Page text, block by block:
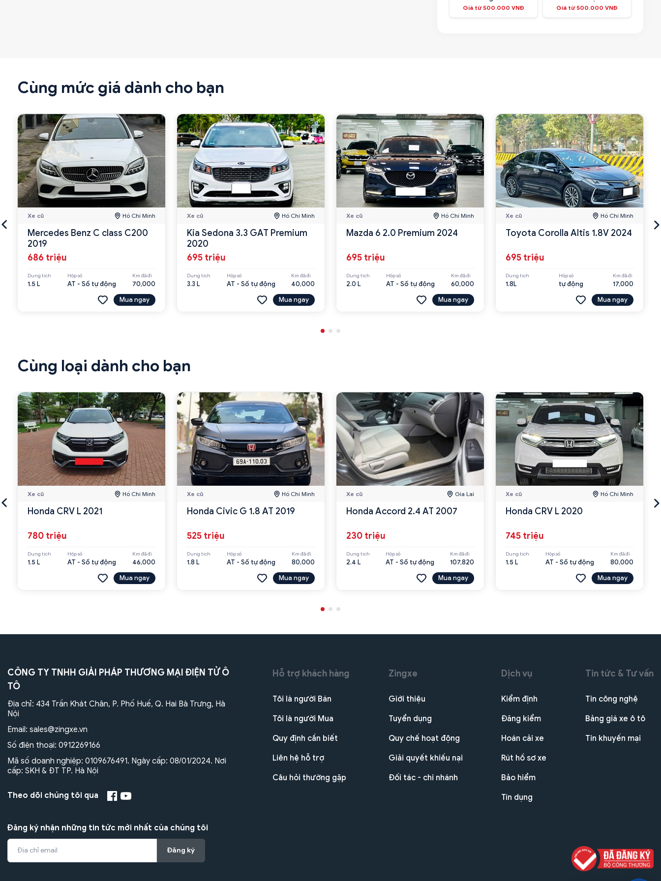
Giá từ 500.000 VNĐ Giá từ 500.000 VNĐ
Cùng mức giá dành cho bạn
Xe cũ Hồ Chí Minh
Mercedes Benz C class C200
2019
686 triệu
Dung tích
1.5 L
Hộp số
AT - Số tự động
Km đã đi
70,000
Mua ngay
Xe cũ Hồ Chí Minh
Kia Sedona 3.3 GAT Premium
2020
695 triệu
Dung tích
3.3 L
Hộp số
AT - Số tự động
Km đã đi
40,000
Mua ngay
Xe cũ Hồ Chí Minh
Mazda 6 2.0 Premium 2024
695 triệu
Dung tích
2.0 L
Hộp số
AT - Số tự động
Km đã đi
60,000
Mua ngay
Xe cũ Hồ Chí Minh
Toyota Corolla Altis 1.8V 2024
695 triệu
Dung tích
1.8L
Hộp số
tự động
Km đã đi
17,000
Mua ngay
Cùng loại dành cho bạn
Xe cũ Hồ Chí Minh
Honda CRV L 2021
780 triệu
Dung tích
1.5 L
Hộp số
AT - Số tự động
Km đã đi
46,000
Mua ngay
Xe cũ Hồ Chí Minh
Honda Civic G 1.8 AT 2019
525 triệu
Dung tích
1.8 L
Hộp số
AT - Số tự động
Km đã đi
80,000
Mua ngay
Xe cũ Gia Lai
Honda Accord 2.4 AT 2007
230 triệu
Dung tích
2.4 L
Hộp số
AT - Số tự động
Km đã đi
107,820
Mua ngay
Xe cũ Hồ Chí Minh
Honda CRV L 2020
745 triệu
Dung tích
1.5 L
Hộp số
AT - Số tự động
Km đã đi
80,000
Mua ngay
CÔNG TY TNHH GIẢI PHÁP THƯƠNG MẠI ĐIỆN TỬ Ô
TÔ
Địa chỉ: 434 Trần Khát Chân, P. Phố Huế, Q. Hai Bà Trưng, Hà
Nội
Email: sales@zingxe.vn
Số điện thoại: 0912269166
Mã số doanh nghiệp: 0109676491. Ngày cấp: 08/01/2024. Nơi
cấp: SKH & ĐT TP. Hà Nội
Theo dõi chúng tôi qua
Đăng ký nhận những tin tức mới nhất của chúng tôi
Đăng ký
Hỗ trợ khách hàng
Tôi là người Bán
Tôi là người Mua
Quy định cần biết
Liên hệ hỗ trợ
Câu hỏi thường gặp
Zingxe
Giới thiệu
Tuyển dụng
Quy chế hoạt động
Giải quyết khiếu nại
Đối tác - chi nhánh
Dịch vụ
Kiểm định
Đăng kiểm
Hoán cải xe
Rút hồ sơ xe
Bảo hiểm
Tín dụng
Tin tức & Tư vấn
Tin công nghệ
Bảng giá xe ô tô
Tin khuyến mại